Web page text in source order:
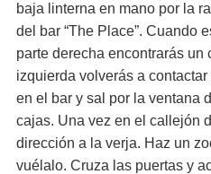
baja linterna en mano por la
del bar “The Place”. Cuando
parte derecha encontrarás un
izquierda volverás a
en el bar y sal por la ventana
cajas. Una vez en el callejón
dirección a la verja. Haz un
vuélalo. Cruza las puertas y